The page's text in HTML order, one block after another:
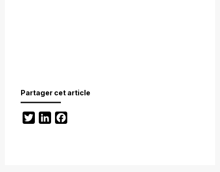
Partager cet article
TwitterLinkedIn